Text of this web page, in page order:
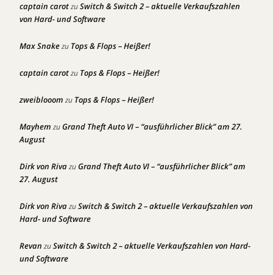
captain carotzuSwitch & Switch 2 – aktuelle Verkaufszahlen
von Hard- und Software
Max Snakezu Tops & Flops – Heißer!
captain carotzu Tops & Flops – Heißer!
zweiblooom zu Tops & Flops – Heißer!
Mayhem zuGrand Theft Auto VI – “ausführlicher Blick” am 27.
August
Dirk von RivazuGrand Theft Auto VI – “ausführlicher Blick” am
27. August
Dirk von RivazuSwitch & Switch 2 – aktuelle Verkaufszahlen von
Hard- und Software
Revan zuSwitch & Switch 2 – aktuelle Verkaufszahlen von Hard-
und Software